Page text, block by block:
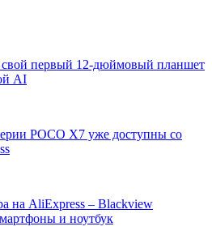
свой первый 12-дюймовый планшет
AI
POCO X7 уже доступны со
на AliExpress – Blackview
и ноутбук